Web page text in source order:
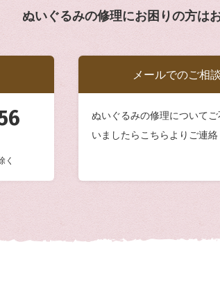
ぬいぐるみの修理にお困りの方は
く
メールでのご相談
ぬいぐるみの修理について
いましたらこちらよりご連絡